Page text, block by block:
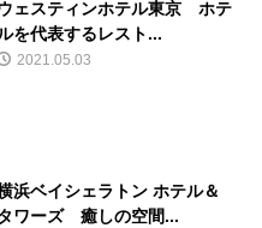
ェスティンホテル東京 ホテ
を代表するレスト...
2021.05.03
浜ベイシェラトン ホテル＆
ワーズ 癒しの空間...